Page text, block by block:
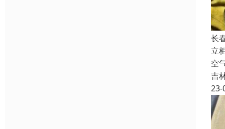
长
立
空
吉
23-